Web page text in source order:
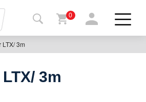
0
LTX/ 3m
3m